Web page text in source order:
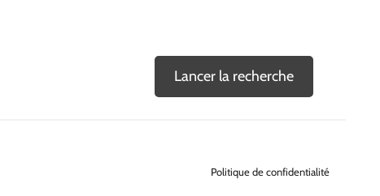
Lancer la recherche
Politique de confidentialité